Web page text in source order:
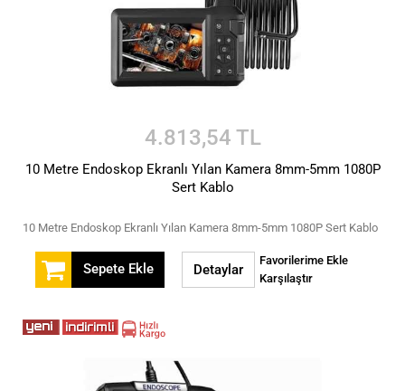
4.813,54 TL
10 Metre Endoskop Ekranlı Yılan Kamera 8mm-5mm 1080P
Sert Kablo
10 Metre Endoskop Ekranlı Yılan Kamera 8mm-5mm 1080P Sert Kablo
Sepete Ekle Detaylar
Favorilerime Ekle
Karşılaştır